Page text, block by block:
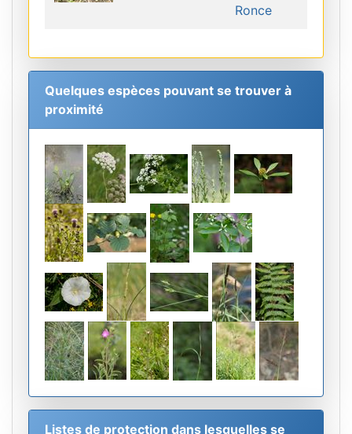
Ronce
Quelques espèces pouvant se trouver à
proximité
Listes de protection dans lesquelles se